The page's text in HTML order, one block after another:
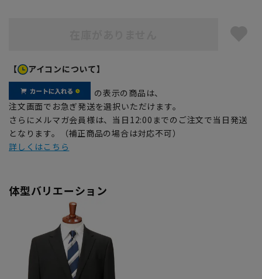
【 アイコンについて】
の表示の商品は、
注文画面でお急ぎ発送を選択いただけます。
さらにメルマガ会員様は、当日12:00までのご注文で当日発送
となります。（補正商品の場合は対応不可）
詳しくはこちら
体型バリエーション